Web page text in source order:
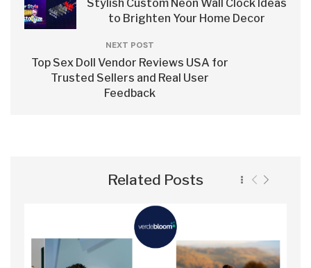
Stylish Custom Neon Wall Clock Ideas
to Brighten Your Home Decor
NEXT POST
Top Sex Doll Vendor Reviews USA for
Trusted Sellers and Real User
Feedback
Related Posts